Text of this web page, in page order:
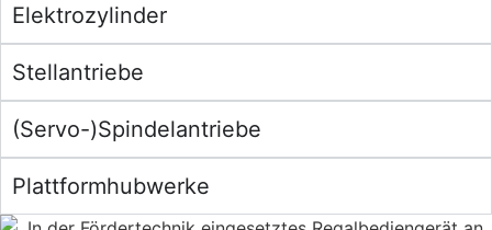
Elektrozylinder
Stellantriebe
(Servo-)Spindelantriebe
Plattformhubwerke